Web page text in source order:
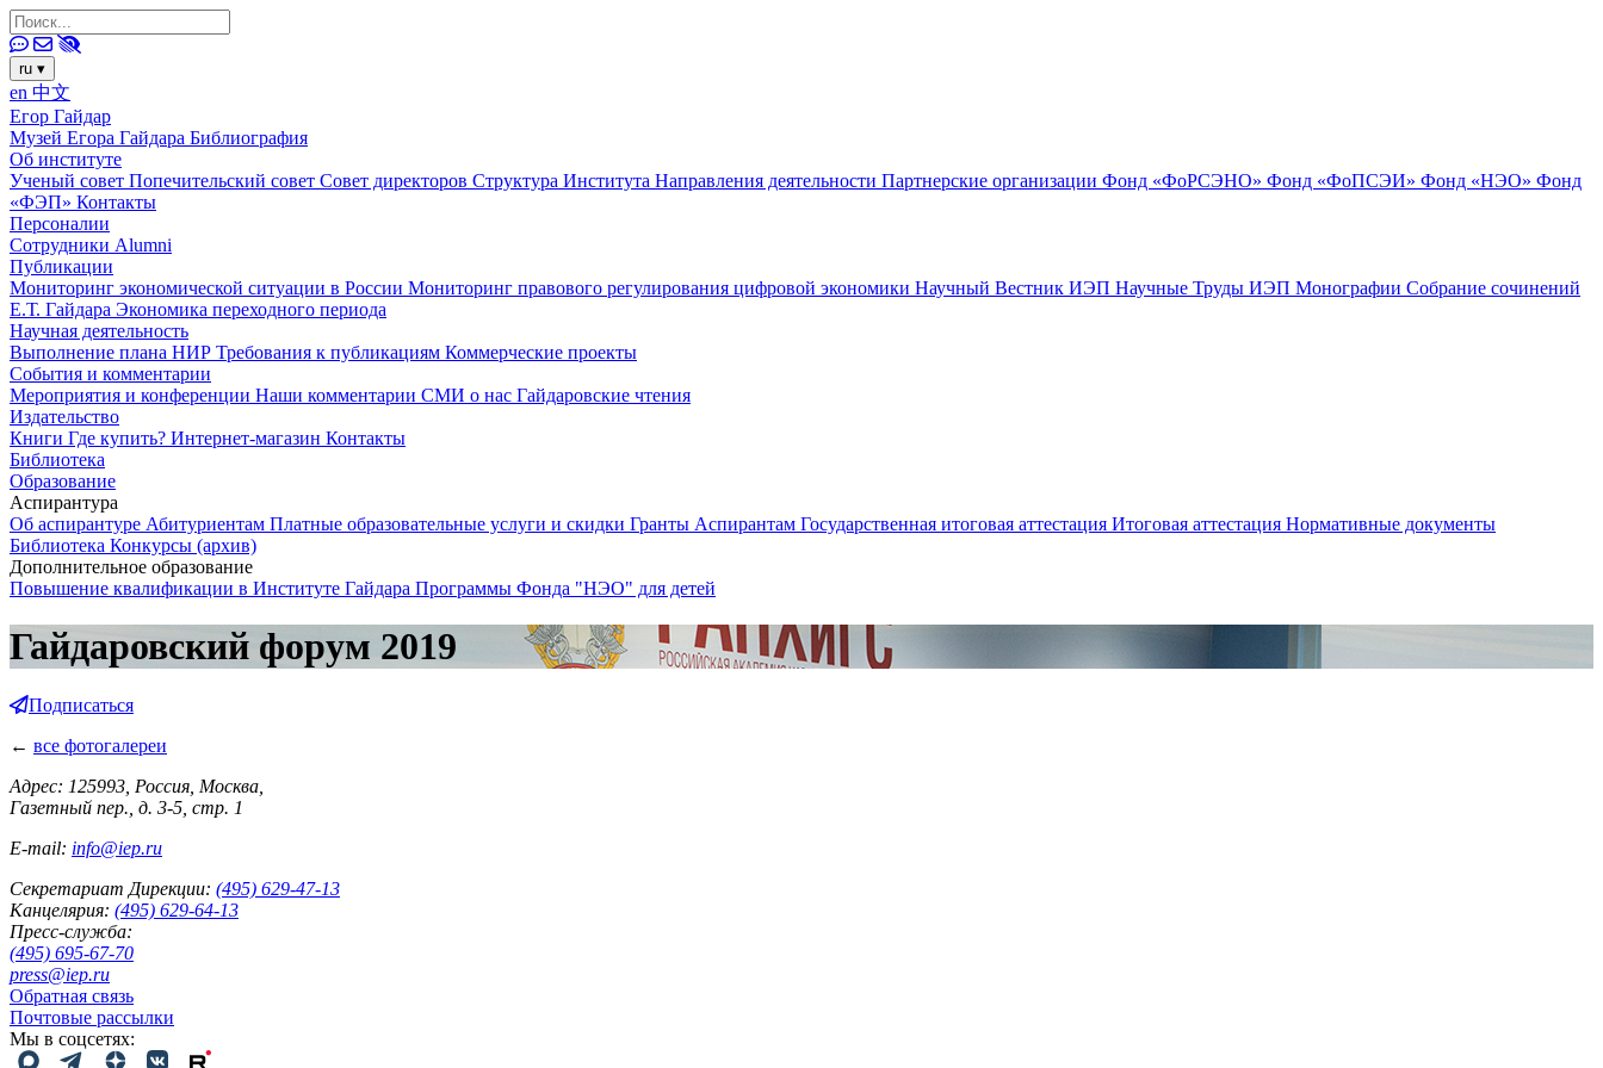
ru ▾
en 中文
Егор Гайдар
Музей Егора Гайдара Библиография
Об институте
Ученый совет Попечительский совет Совет директоров Структура Института Направления деятельности Партнерские организации Фонд «ФоРСЭНО» Фонд «ФоПСЭИ» Фонд «НЭО» Фонд
«ФЭП» Контакты
Персоналии
Сотрудники Alumni
Публикации
Мониторинг экономической ситуации в России Мониторинг правового регулирования цифровой экономики Научный Вестник ИЭП Научные Труды ИЭП Монографии Собрание сочинений
Е.Т. Гайдара Экономика переходного периода
Научная деятельность
Выполнение плана НИР Требования к публикациям Коммерческие проекты
События и комментарии
Мероприятия и конференции Наши комментарии СМИ о нас Гайдаровские чтения
Издательство
Книги Где купить? Интернет-магазин Контакты
Библиотека
Образование
Аспирантура
Об аспирантуре Абитуриентам Платные образовательные услуги и скидки Гранты Аспирантам Государственная итоговая аттестация Итоговая аттестация Нормативные документы
Библиотека Конкурсы (архив)
Дополнительное образование
Повышение квалификации в Институте Гайдара Программы Фонда "НЭО" для детей
Гайдаровский форум 2019
Подписаться
← все фотогалереи
Адрес: 125993, Россия, Москва,
Газетный пер., д. 3-5, стр. 1
E-mail: info@iep.ru
Секретариат Дирекции: (495) 629-47-13
Канцелярия: (495) 629-64-13
Пресс-служба:
(495) 695-67-70
press@iep.ru
Обратная связь
Почтовые рассылки
Мы в соцсетях: